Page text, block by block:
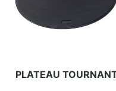
PLATEAU